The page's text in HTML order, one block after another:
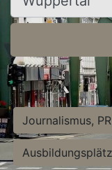
Journalismus,